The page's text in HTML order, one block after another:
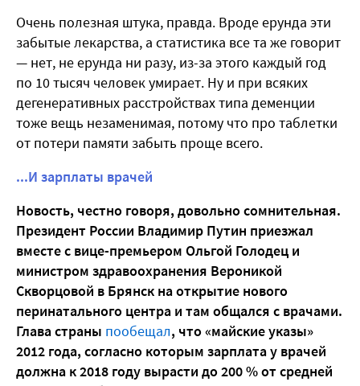
Очень полезная штука, правда. Вроде ерунда эти
забытые лекарства, а статистика все та же говорит
— нет, не ерунда ни разу, из-за этого каждый год
по 10 тысяч человек умирает. Ну и при всяких
дегенеративных расстройствах типа деменции
тоже вещь незаменимая, потому что про таблетки
от потери памяти забыть проще всего.
...И зарплаты врачей
Новость, честно говоря, довольно сомнительная.
Президент России Владимир Путин приезжал
вместе с вице-премьером Ольгой Голодец и
министром здравоохранения Вероникой
Скворцовой в Брянск на открытие нового
перинатального центра и там общался с врачами.
Глава страны пообещал, что «майские указы»
2012 года, согласно которым зарплата у врачей
должна к 2018 году вырасти до 200 % от средней